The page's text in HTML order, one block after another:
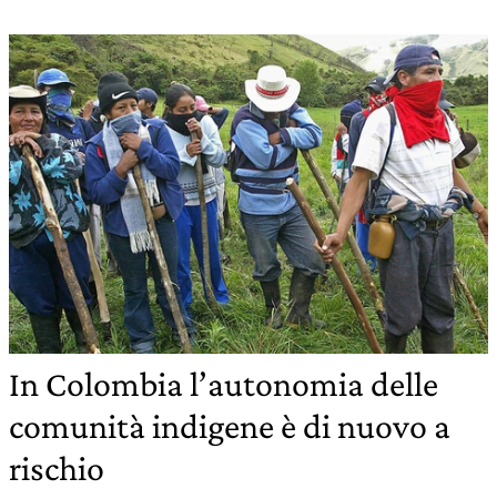
In Colombia l’autonomia delle
comunità indigene è di nuovo a
rischio